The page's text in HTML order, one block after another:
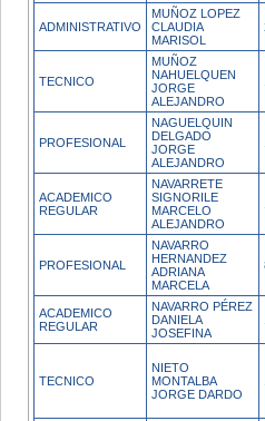
ADMINISTRATIVO
MUÑOZ LOPEZ
CLAUDIA
MARISOL
TECNICO
MUÑOZ
NAHUELQUEN
JORGE
ALEJANDRO
PROFESIONAL
NAGUELQUIN
DELGADO
JORGE
ALEJANDRO
ACADEMICO
REGULAR
NAVARRETE
SIGNORILE
MARCELO
ALEJANDRO
PROFESIONAL
NAVARRO
HERNANDEZ
ADRIANA
MARCELA
ACADEMICO
REGULAR
NAVARRO PÉREZ
DANIELA
JOSEFINA
TECNICO
NIETO
MONTALBA
JORGE DARDO